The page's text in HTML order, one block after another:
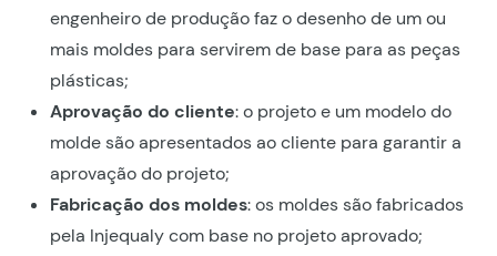
engenheiro de produção faz o desenho de um ou
mais moldes para servirem de base para as peças
plásticas;
Aprovação do cliente: o projeto e um modelo do
molde são apresentados ao cliente para garantir a
aprovação do projeto;
Fabricação dos moldes: os moldes são fabricados
pela Injequaly com base no projeto aprovado;